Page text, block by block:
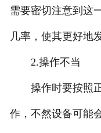
需要密切注意到这
几率，使其更好地
2.操作不当
操作时要按照正
作，不然设备可能